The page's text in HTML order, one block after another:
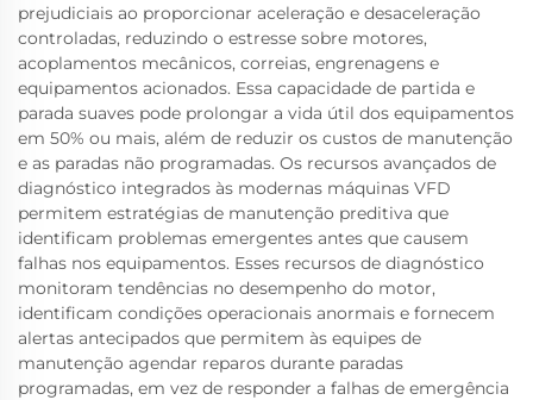
prejudiciais ao proporcionar aceleração e desaceleração
controladas, reduzindo o estresse sobre motores,
acoplamentos mecânicos, correias, engrenagens e
equipamentos acionados. Essa capacidade de partida e
parada suaves pode prolongar a vida útil dos equipamentos
em 50% ou mais, além de reduzir os custos de manutenção
e as paradas não programadas. Os recursos avançados de
diagnóstico integrados às modernas máquinas VFD
permitem estratégias de manutenção preditiva que
identificam problemas emergentes antes que causem
falhas nos equipamentos. Esses recursos de diagnóstico
monitoram tendências no desempenho do motor,
identificam condições operacionais anormais e fornecem
alertas antecipados que permitem às equipes de
manutenção agendar reparos durante paradas
programadas, em vez de responder a falhas de emergência